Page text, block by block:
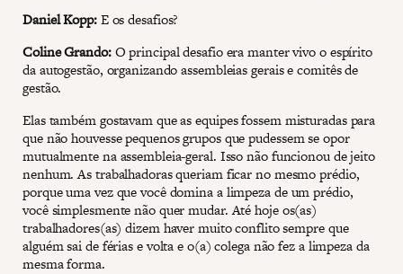
Daniel Kopp:E os desafios?
Coline Grando:O principal desafio era manter vivo o espírito
da autogestão, organizando assembleias gerais e comitês de
gestão.
Elas também gostavam que as equipes fossem misturadas para
que não houvesse pequenos grupos que pudessem se opor
mutualmente na assembleia-geral. Isso não funcionou de jeito
nenhum. As trabalhadoras queriam ficar no mesmo prédio,
porque uma vez que você domina a limpeza de um prédio,
você simplesmente não quer mudar. Até hoje os(as)
trabalhadores(as) dizem haver muito conflito sempre que
alguém sai de férias e volta e o(a) colega não fez a limpeza da
mesma forma.